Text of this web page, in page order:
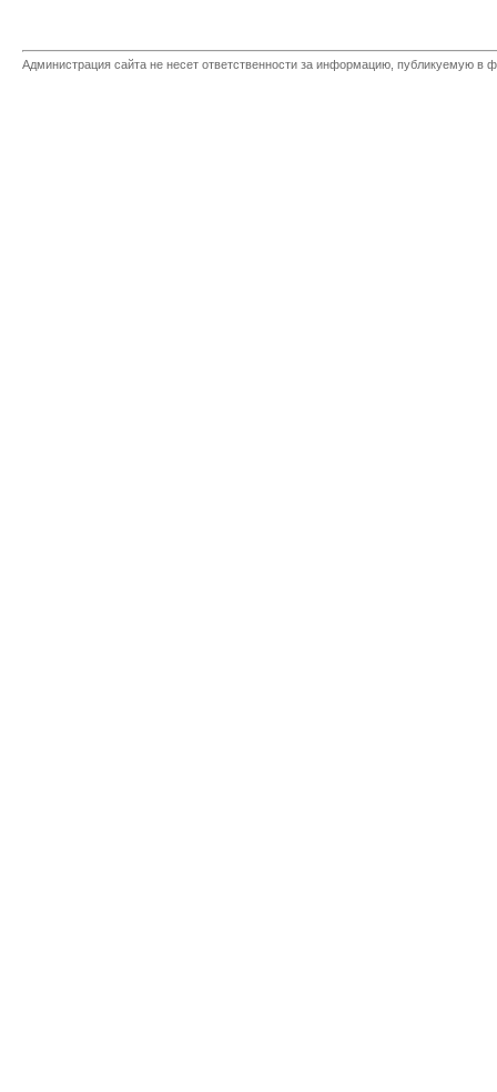
Администрация сайта не несет ответственности за информацию, публикуемую